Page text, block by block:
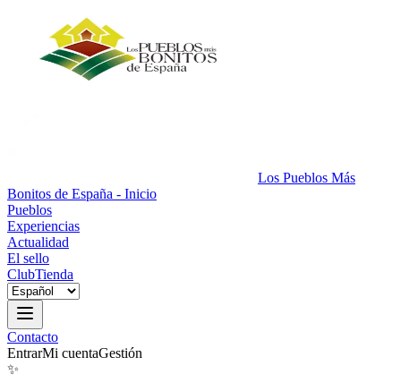
Los Pueblos Más
Bonitos de España - Inicio
Pueblos
Experiencias
Actualidad
El sello
ClubTienda
Contacto
EntrarMi cuentaGestión
✨